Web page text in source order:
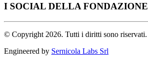
I SOCIAL DELLA FONDAZIONE
© Copyright 2026. Tutti i diritti sono riservati.
Engineered by Sernicola Labs Srl